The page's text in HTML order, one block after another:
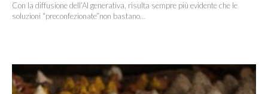
Con la diffusione dell’AI generativa, risulta sempre più evidente che le
soluzioni “preconfezionate”non bastano...